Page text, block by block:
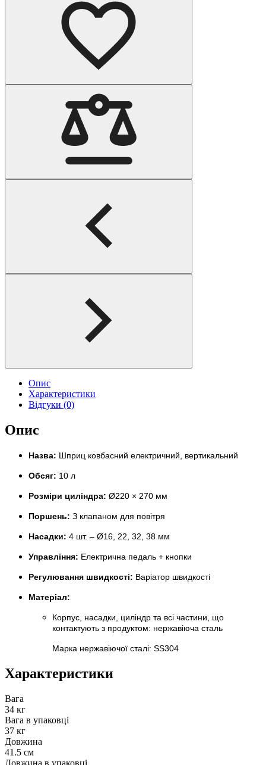
Опис
Характеристики
Відгуки (0)
Опис
Назва: Шприц ковбасний електричний, вертикальний
Обсяг: 10 л
Розміри циліндра: Ø220 × 270 мм
Поршень: З клапаном для повітря
Насадки: 4 шт. – Ø16, 22, 32, 38 мм
Управління: Електрична педаль + кнопки
Регулювання швидкості: Варіатор швидкості
Матеріал:
Корпус, насадки, циліндр та всі частини, що
контактують з продуктом: нержавіюча сталь
Марка нержавіючої сталі: SS304
Характеристики
Вага
34 кг
Вага в упаковці
37 кг
Довжина
41.5 см
Довжина в упаковці